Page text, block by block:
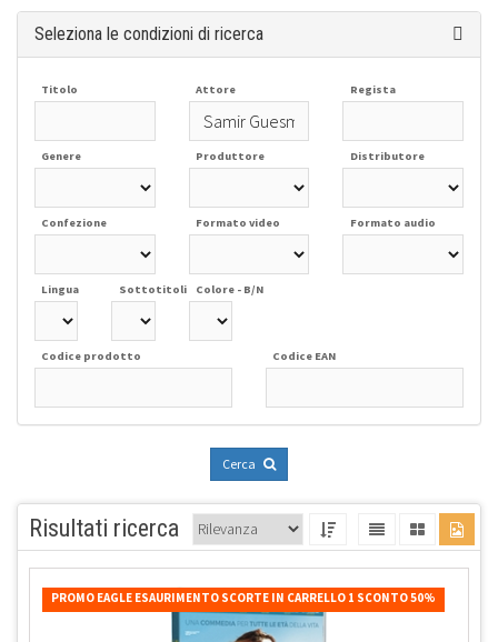
Seleziona le condizioni di ricerca
Titolo Attore Regista
Genere Produttore Distributore
Confezione Formato video Formato audio
Lingua Sottotitoli Colore - B/N
Codice prodotto Codice EAN
Cerca
Risultati ricerca
PROMO EAGLE ESAURIMENTO SCORTE IN CARRELLO 1 SCONTO 50%